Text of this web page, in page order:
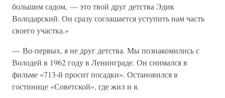
большим садом, — это твой друг детства Эдик
Володарский. Он сразу соглашается уступить нам часть
своего участка.»
— Во-первых, я не друг детства. Мы познакомились с
Володей в 1962 году в Ленинграде. Он снимался в
фильме «713-й просит посадки». Остановился в
гостинице «Советской», где жил и я.